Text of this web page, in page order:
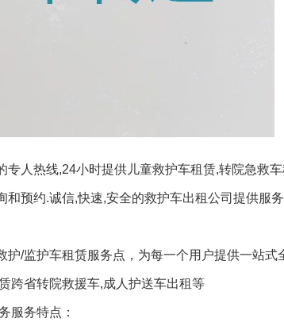
专人热线,24小时提供儿童救护车租赁,转院急救
和预约.诚信,快速,安全的救护车出租公司提供服
/监护车租赁服务点，为每一个用户提供一站式
跨省转院救援车,成人护送车出租等
服务特点：